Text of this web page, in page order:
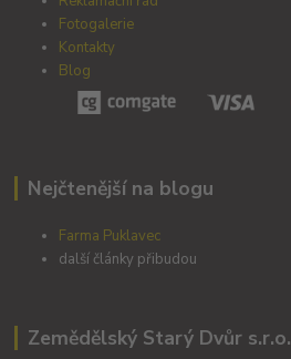
Fotogalerie
Kontakty
Blog
Nejčtenější na blogu
Farma Puklavec
další články přibudou
Zemědělský Starý Dvůr s.r.o.